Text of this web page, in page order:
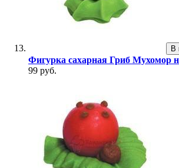
В
Фигурка сахарная Гриб Мухомор
99 руб.